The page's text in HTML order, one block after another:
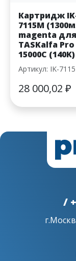
Картридж
7115M
magenta для
TASKalfa Pro
15000C (140K)
Артикул: IK-
28 000,02 ₽
/